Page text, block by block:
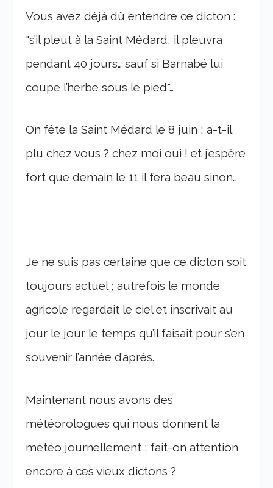
Vous avez déjà dû entendre ce dicton :
"s’il pleut à la Saint Médard, il pleuvra
pendant 40 jours… sauf si Barnabé lui
coupe l’herbe sous le pied"…
On fête la Saint Médard le 8 juin ; a-t-il
plu chez vous ? chez moi oui ! et j’espère
fort que demain le 11 il fera beau sinon…
Je ne suis pas certaine que ce dicton soit
toujours actuel ; autrefois le monde
agricole regardait le ciel et inscrivait au
jour le jour le temps qu’il faisait pour s’en
souvenir l’année d’après.
Maintenant nous avons des
météorologues qui nous donnent la
météo journellement ; fait-on attention
encore à ces vieux dictons ?